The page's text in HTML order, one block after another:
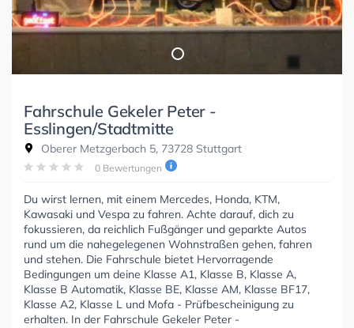
Fahrschule Gekeler Peter -
Esslingen/Stadtmitte
Oberer Metzgerbach 5, 73728 Stuttgart
0 Bewertungen
Du wirst lernen, mit einem Mercedes, Honda, KTM,
Kawasaki und Vespa zu fahren. Achte darauf, dich zu
fokussieren, da reichlich Fußgänger und geparkte Autos
rund um die nahegelegenen Wohnstraßen gehen, fahren
und stehen. Die Fahrschule bietet Hervorragende
Bedingungen um deine Klasse A1, Klasse B, Klasse A,
Klasse B Automatik, Klasse BE, Klasse AM, Klasse BF17,
Klasse A2, Klasse L und Mofa - Prüfbescheinigung zu
erhalten. In der Fahrschule Gekeler Peter -